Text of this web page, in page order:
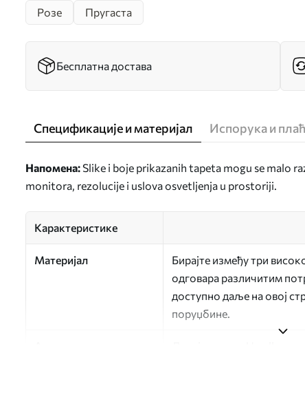
Розе Пругаста
Бесплатна достава
Спецификације и материјал Испорука и
Напомена: Slike i boje prikazanih tapeta mogu se malo
monitora, rezolucije i uslova osvetljenja u prostoriji.
Карактеристике
Материјал
Бирајте између три
одговара различитим
доступно даље на овој
поруџбине.